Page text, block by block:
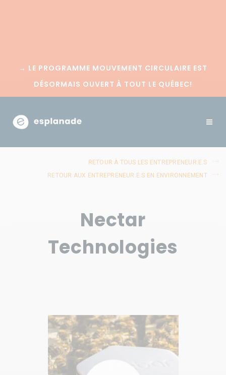
→ LE PROGRAMME MOUVEMENT CIRCULAIRE EST
DÉSORMAIS OUVERT À TOUT LE QUÉBEC!
RETOUR À TOUS LES ENTREPRENEUR.E.S
RETOUR AUX ENTREPRENEUR.E.S EN ENVIRONNEMENT
Nectar
Technologies